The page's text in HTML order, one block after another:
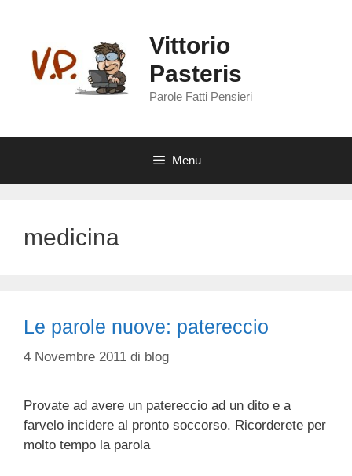
contenuto
Vittorio
Pasteris
Parole Fatti Pensieri
Menu
medicina
Le parole nuove: patereccio
4 Novembre 2011 di blog
Provate ad avere un patereccio ad un dito e a
farvelo incidere al pronto soccorso. Ricorderete per
molto tempo la parola